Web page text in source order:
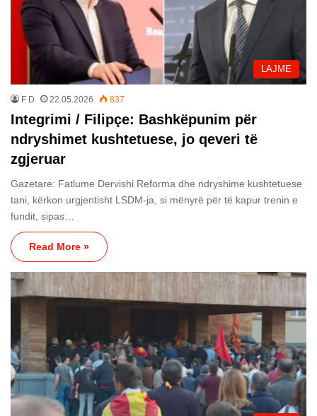
LAJME
F D 22.05.2026 837
Integrimi / Filipçe: Bashkëpunim për
ndryshimet kushtetuese, jo qeveri të
zgjeruar
Gazetare: Fatlume Dervishi Reforma dhe ndryshime kushtetuese
tani, kërkon urgjentisht LSDM-ja, si mënyrë për të kapur trenin e
fundit, sipas…
Read More »